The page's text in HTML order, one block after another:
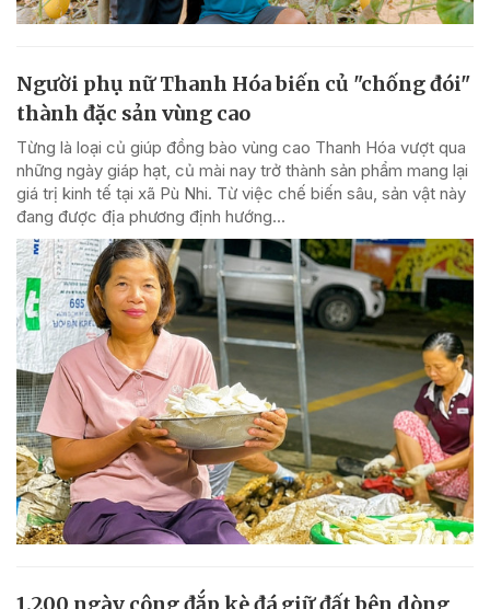
Người phụ nữ Thanh Hóa biến củ "chống đói"
thành đặc sản vùng cao
Từng là loại củ giúp đồng bào vùng cao Thanh Hóa vượt qua
những ngày giáp hạt, củ mài nay trở thành sản phẩm mang lại
giá trị kinh tế tại xã Pù Nhi. Từ việc chế biến sâu, sản vật này
đang được địa phương định hướng...